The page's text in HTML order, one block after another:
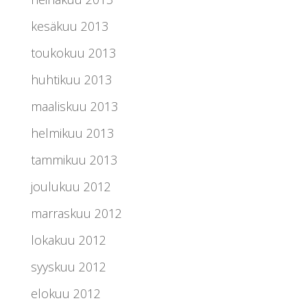
kesäkuu 2013
toukokuu 2013
huhtikuu 2013
maaliskuu 2013
helmikuu 2013
tammikuu 2013
joulukuu 2012
marraskuu 2012
lokakuu 2012
syyskuu 2012
elokuu 2012